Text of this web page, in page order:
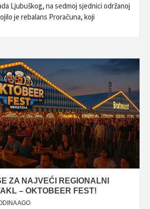
Ljubuškog, na sedmoj sjednici održanoj
je rebalans Proračuna, koji
ZA NAJVEĆI REGIONALNI
– OKTOBEER FEST!
AGO